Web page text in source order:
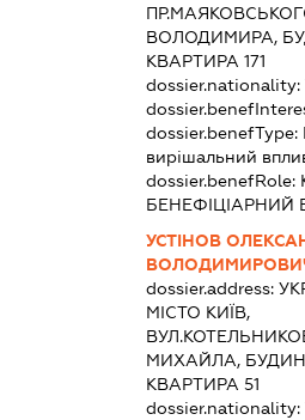
ВОЛОДИМИРА,
КВАРТИРА 171
dossier.nationality:
dossier.benefType:
вирішальний
dossier.benefRole:
БЕНЕФІЦІАРНИЙ
УСТІНОВ
dossier.address:
МІСТО КИЇВ,
МИХАЙЛА,
КВАРТИРА 51
dossier.nationality: